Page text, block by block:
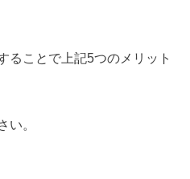
ることで上記5つのメリット
い。